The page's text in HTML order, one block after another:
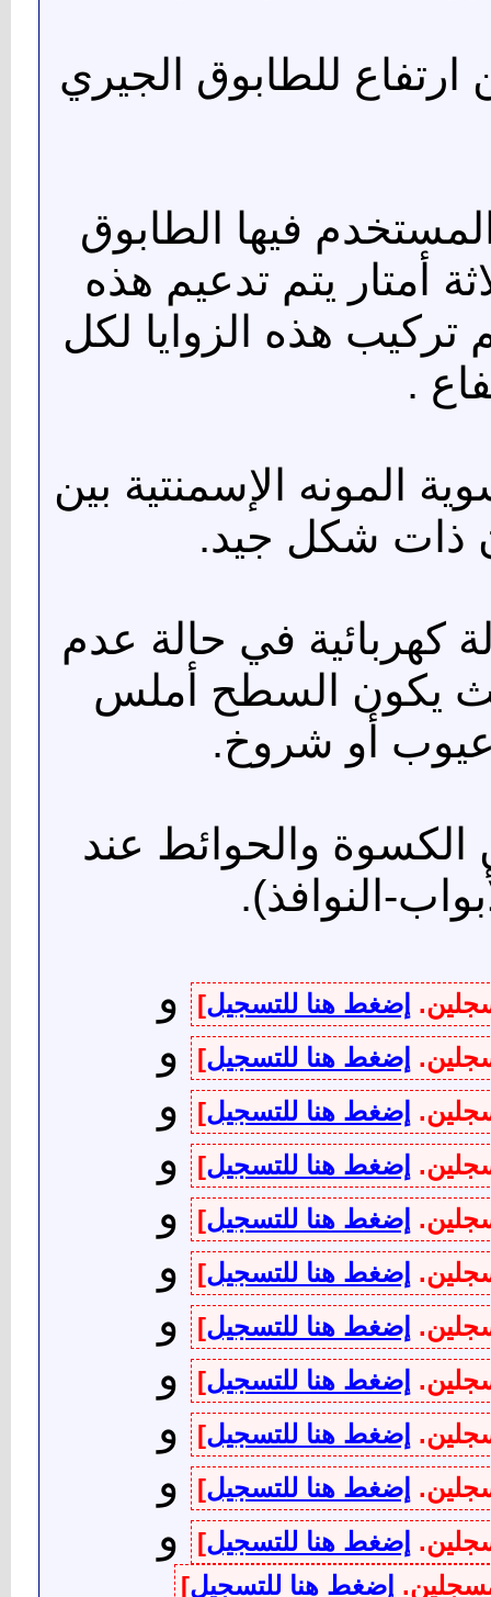
ارتفاع للطابوق الجيري
فيها الطابوق
أمتار يتم تدعيم هذه
تركيب هذه الزوايا لكل
المونه الإسمنتية بين
ذات شكل جيد.
كهربائية في حالة عدم
يكون السطح أملس
عيوب أو شروخ.
الكسوة والحوائط عند
النوافذ).
إضغط هنا للتسجيل] و
إضغط هنا للتسجيل] و
إضغط هنا للتسجيل] و
إضغط هنا للتسجيل] و
إضغط هنا للتسجيل] و
إضغط هنا للتسجيل] و
إضغط هنا للتسجيل] و
إضغط هنا للتسجيل] و
إضغط هنا للتسجيل] و
إضغط هنا للتسجيل] و
إضغط هنا للتسجيل] و
إضغط هنا للتسجيل]